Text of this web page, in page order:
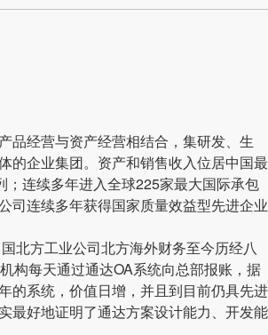
品经营与资产经营相结合，集研发、生
的企业集团。资产和销售收入位居中国最
；连续多年进入全球225家最大国际承包
司连续多年获得国家质量效益型先进企业
北方工业公司北方海外财务至今历经八
构每天通过通达OA系统向总部报账，据
的系统，价值日增，并且到目前仍具先进
最好地证明了通达方案设计能力、开发能